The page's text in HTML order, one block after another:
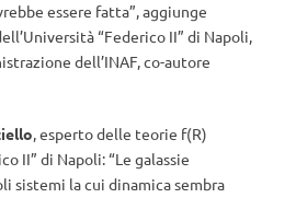
essere fatta”, aggiunge
“Federico II” di Napoli,
dell’INAF, co-autore
, esperto delle teorie f(R)
II” di Napoli: “Le galassie
sistemi la cui dinamica sembra